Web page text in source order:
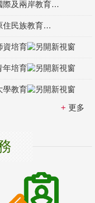
際及兩岸教育
住民族教育
資培育
年培育
學教育
更多